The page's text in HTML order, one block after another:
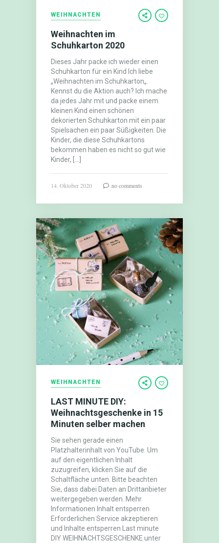
WEIHNACHTEN
Weihnachten im
Schuhkarton 2020
Dieses Jahr packe ich wieder einen
Schuhkarton für ein Kind Ich liebe
„Weihnachten im Schuhkarton„.
Kennst du die Aktion auch? Ich mache
da jedes Jahr mit und packe einem
kleinen Kind einen schönen
dekorierten Schuhkarton mit ein paar
Spielsachen ein paar Süßigkeiten. Die
Kinder, die diese Schuhkartons
bekommen haben es nicht so gut wie
Kinder, […]
14. Oktober 2020 no comments
WEIHNACHTEN
LAST MINUTE DIY:
Weihnachtsgeschenke in 15
Minuten selber machen
Sie sehen gerade einen
Platzhalterinhalt von YouTube. Um
auf den eigentlichen Inhalt
zuzugreifen, klicken Sie auf die
Schaltfläche unten. Bitte beachten
Sie, dass dabei Daten an Drittanbieter
weitergegeben werden. Mehr
Informationen Inhalt entsperren
Erforderlichen Service akzeptieren
und Inhalte entsperren Last minute
DIY WEIHNACHTSGESCHENKE unter